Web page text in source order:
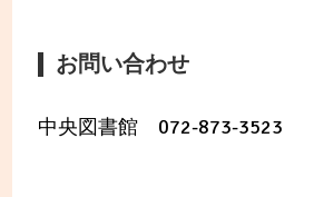
お問い合わせ
中央図書館 072-873-3523